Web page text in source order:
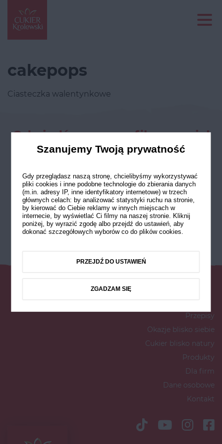
cakepops
Ciasteczka walentynkowe
Odwiedź nasze profile w social
mediach
Przepisy
Okazje blisko siebie
Cukier blisko natury
Produkty
Dla firm
Dane osobowe
Kontakt
Szanujemy Twoją prywatność
Gdy przeglądasz naszą stronę, chcielibyśmy wykorzystywać
pliki cookies i inne podobne technologie do zbierania danych
(m.in. adresy IP, inne identyfikatory internetowe) w trzech
głównych celach: by analizować statystyki ruchu na stronie,
by kierować do Ciebie reklamy w innych miejscach w
internecie, by wyświetlać Ci filmy na naszej stronie. Kliknij
poniżej, by wyrazić zgodę albo przejdź do ustawień, aby
dokonać szczegółowych wyborów co do plików cookies.
PRZEJDŹ DO USTAWIEŃ
ZGADZAM SIĘ